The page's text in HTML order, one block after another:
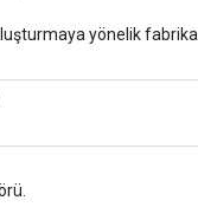
yönelik fabrika